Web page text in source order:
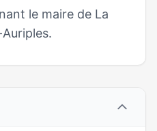
le maire de La